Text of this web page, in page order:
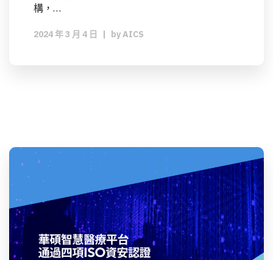
構，…
2024 年 3 月 4 日 | byAICS